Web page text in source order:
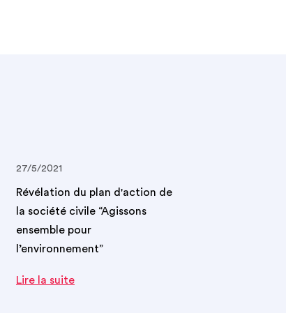
27/5/2021
Révélation du plan d'action de
la société civile “Agissons
ensemble pour
l’environnement”
Lire la suite